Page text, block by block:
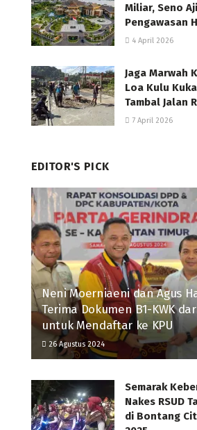
Miliar, Seno
Pengawasan
4 April 2026
Jaga Marwah
Loa Kulu
Tambal Jalan
7 April 2026
EDITOR'S PICK
Neni Moerniaeni dan Agus
Terima Dokumen B1-KWK
untuk Mendaftar ke KPU
26 Agustus 2024
Semarak
Nakes RSUD
di Bontang